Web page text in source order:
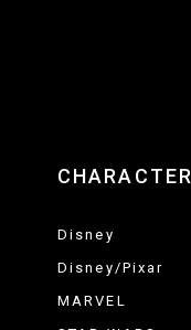
CHARACTER
Disney
Disney/Pixar
MARVEL